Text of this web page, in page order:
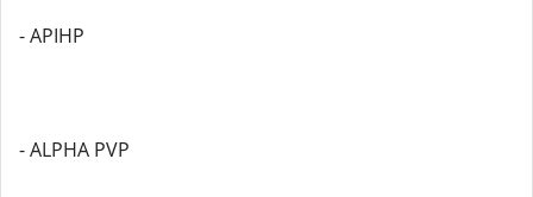
- APIHP
- ALPHA PVP